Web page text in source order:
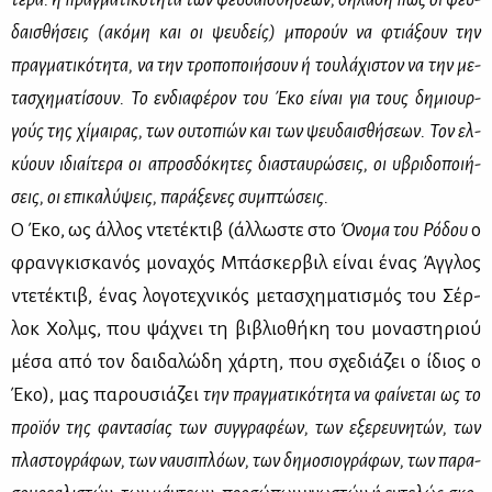
δαι­σθή­σεις (ακό­μη και οι ψευ­δείς) μπο­ρούν να φτιά­ξουν την
πραγ­μα­τι­κό­τη­τα, να την τρο­πο­ποι­ή­σουνή του­λά­χι­στον να την με­
τα­σχη­μα­τί­σουν. Το εν­δια­φέ­ρον του Έκο εί­ναι για τους δη­μιουρ­
γούς της χί­μαι­ρας, των ου­το­πιών και των ψευ­δαι­σθή­σε­ων. Τον ελ­
κύ­ουν ιδιαί­τε­ρα οι απροσ­δό­κη­τες δια­σταυ­ρώ­σεις, οι υβρι­δο­ποι­ή­
σεις, οι επι­κα­λύ­ψεις, πα­ρά­ξε­νες συμ­πτώ­σεις.
Ο Έκο, ως άλ­λος ντε­τέ­κτιβ (άλ­λω­στε στο Όνο­μα του Ρό­δουο
φραν­γκι­σκα­νός μο­να­χός Μπά­σκερ­βιλ εί­ναι ένας Άγ­γλος
ντε­τέ­κτιβ, ένας λο­γο­τε­χνι­κός με­τα­σχη­μα­τι­σμός του Σέρ­
λοκ Χολμς, που ψά­χνει τη βι­βλιο­θή­κη του μο­να­στη­ριού
μέ­σα από τον δαι­δα­λώ­δη χάρ­τη, που σχε­διά­ζει ο ίδιος ο
Έκο), μας πα­ρου­σιά­ζει την πραγ­μα­τι­κό­τη­τα να φαί­νε­ται ως το
προ­ϊ­όν της φα­ντα­σί­ας των συγ­γρα­φέ­ων, των εξε­ρευ­νη­τών, των
πλα­στο­γρά­φων, των ναυ­σι­πλό­ων, των δη­μο­σιο­γρά­φων, των πα­ρα-